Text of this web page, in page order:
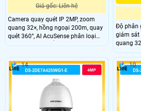
Giá gốc: Liên hệ
Camera quay quét IP 2MP, zoom
quang 32×, hồng ngoại 200m, quay
quét 360°, AI AcuSense phân loại
người và xe, chuẩn bảo vệ IP67,
Độ phân
giám sát
quang
khu vực
trợ quan
Cảm
lượng
PTZ
vực rộng.
14 10